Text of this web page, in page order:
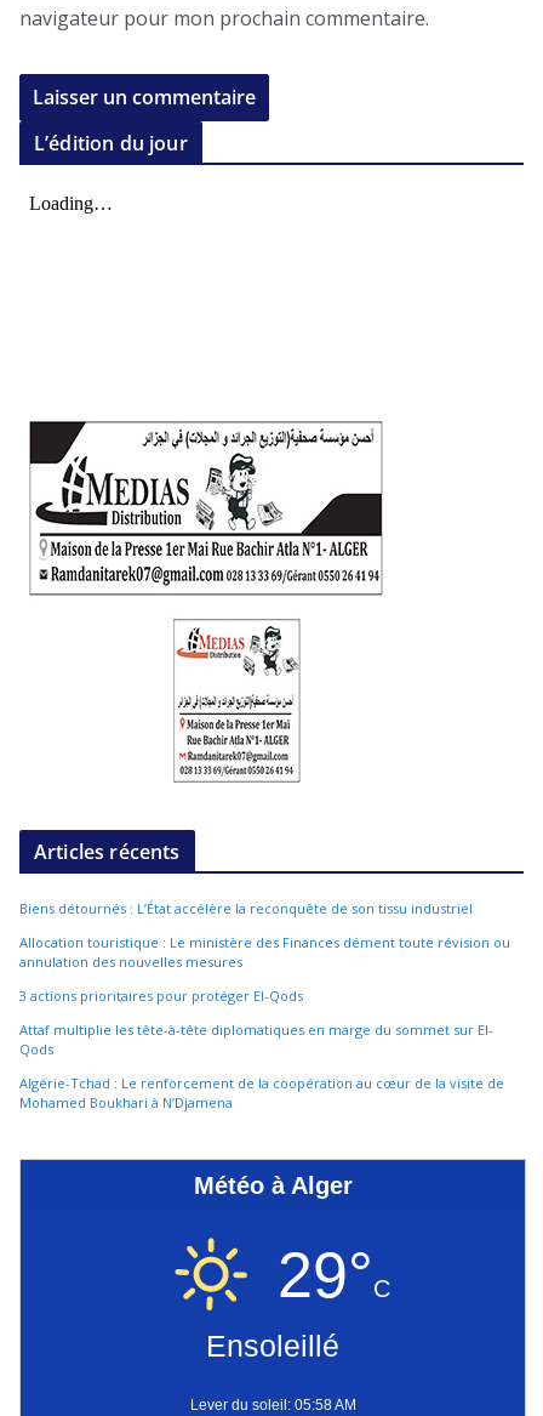
navigateur pour mon prochain commentaire.
L’édition du jour
Articles récents
Biens détournés : L’État accélère la reconquête de son tissu industriel
Allocation touristique : Le ministère des Finances dément toute révision ou
annulation des nouvelles mesures
3 actions prioritaires pour protéger El-Qods
Attaf multiplie les tête-à-tête diplomatiques en marge du sommet sur El-
Qods
Algérie-Tchad : Le renforcement de la coopération au cœur de la visite de
Mohamed Boukhari à N’Djamena
Météo à Alger
29°C
Ensoleillé
Lever du soleil: 05:58 AM